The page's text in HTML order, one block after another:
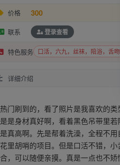
价格 300
联系 登录查看
特色服务 口活，六九，丝袜，陪浴，舌吻
详细介绍
热门刷到的，看了照片是我喜欢的
是是身材真好啊，看着黑色吊带里
是真高啊。先是帮着洗澡，全程不
花里胡哨的项目。但是口活不错，
合，可以随便亲摸。真是一点也不